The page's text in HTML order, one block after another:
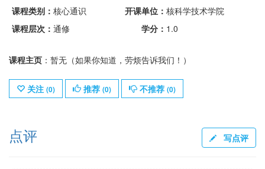
课程类别： 核心通识 开课单位： 核科学技术学院
课程层次： 通修 学分： 1.0
课程主页 ：暂无（如果你知道，劳烦告诉我们！）
关注 (0) 推荐 (0) 不推荐 (0)
点评 写点评